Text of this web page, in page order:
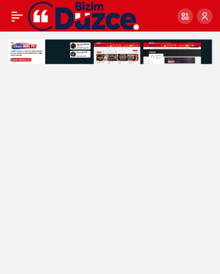
Düzce Üniversitesi’nde
“12 Mart İstiklal Marşı
0